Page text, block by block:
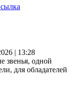
| 13:28
звенья, одной
для обладателей